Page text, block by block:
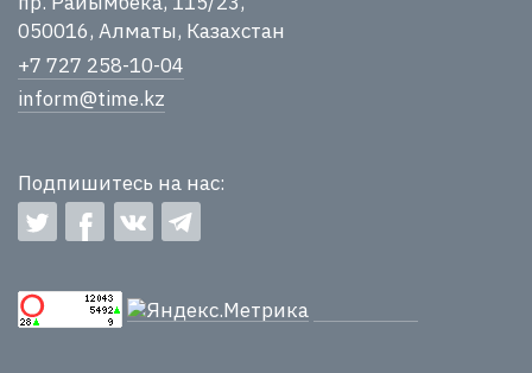
050016, Алматы, Казахстан
+7 727 258-10-04
inform@time.kz
Подпишитесь на нас: